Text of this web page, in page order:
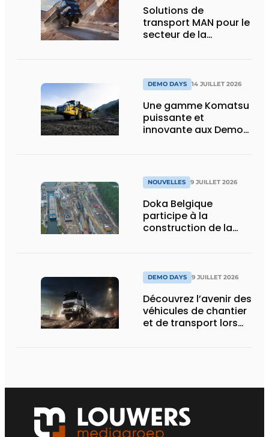
Solutions de
transport MAN pour le
secteur de la
DEMO DAYS 14 JUILLET 2026
Une gamme Komatsu
puissante et
innovante aux Demo
NOUVELLES 9 JUILLET 2026
Doka Belgique
participe à la
construction de la
DEMO DAYS 9 JUILLET 2026
Découvrez l’avenir des
véhicules de chantier
et de transport lors